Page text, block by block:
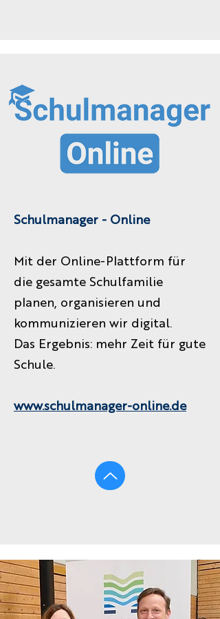
Schulmanager - Online
Mit der Online-Plattform für
die gesamte Schulfamilie
planen, organisieren und
kommunizieren wir digital.
Das Ergebnis: mehr Zeit für gute
Schule.
www.schulmanager-online.de